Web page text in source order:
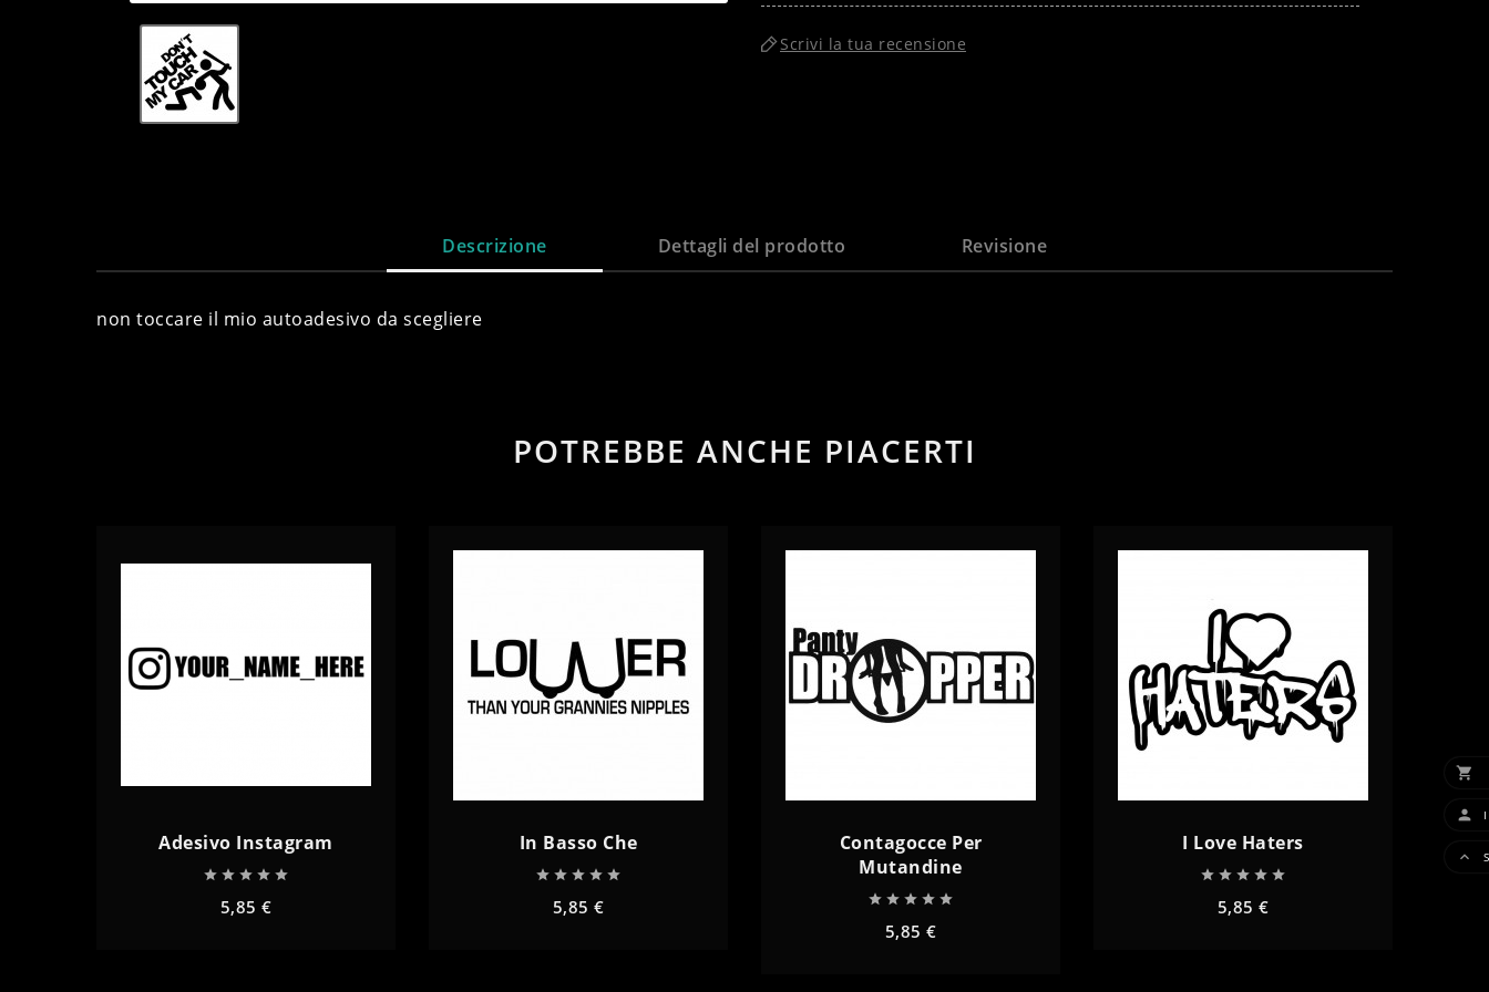
Scrivi la tua recensione
Descrizione Dettagli del prodotto Revisione
non toccare il mio autoadesivo da scegliere
POTREBBE ANCHE PIACERTI
Adesivo Instagram
    
5,85 €
In Basso Che
    
5,85 €
Contagocce Per
Mutandine
    
5,85 €
I Love Haters
    
5,85 €


